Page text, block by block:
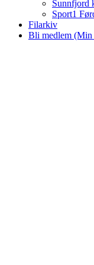
Sunnfjord
Sport1
Filarkiv
Bli medlem (Min